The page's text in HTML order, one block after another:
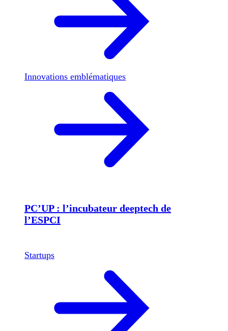
Innovations emblématiques
PC’UP : l’incubateur deeptech de
l’ESPCI
Startups